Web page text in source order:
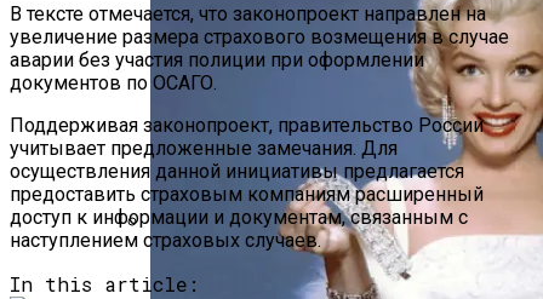
Дом С Минимальными Инженерными
Трассами Для Комфорта И Удобства
В тексте отмечается, что законопроект направлен на
увеличение размера страхового возмещения в случае
аварии без участия полиции при оформлении
документов по ОСАГО.
Поддерживая законопроект, правительство России
учитывает предложенные замечания. Для
осуществления данной инициативы предлагается
предоставить страховым компаниям расширенный
доступ к информации и документам, связанным с
наступлением страховых случаев.
In this article: